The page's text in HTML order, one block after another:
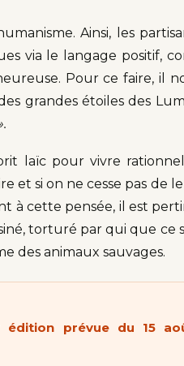
Ainsi, les
via le langage positif,
Pour ce faire, il
grandes étoiles des
laïc pour vivre
et si on ne cesse pas de
à cette pensée, il est
torturé par qui que ce
des animaux sauvages.
édition prévue du 15